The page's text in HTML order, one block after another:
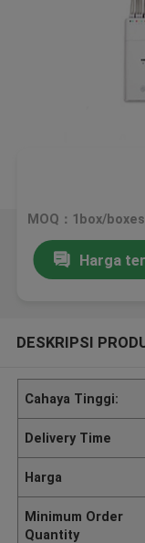
MOQ：1box/boxes
Harga
DESKRIPSI
Cahaya Tinggi:
Delivery Time
Harga
Minimum Order
Quantity